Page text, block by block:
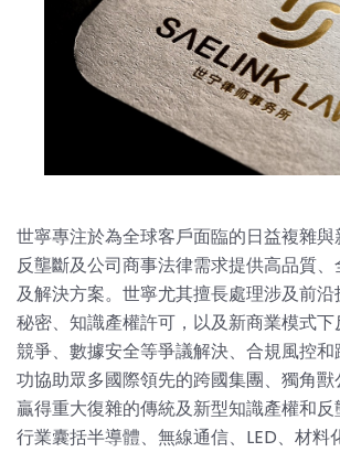
世寧專注於為全球客戶面臨的日益複雜與
反壟斷及公司商事法律需求提供高品質
及解決方案。世寧尤其擅長處理涉及前
秘密、知識產權許可，以及新商業模式
競爭、數據安全等爭議解決、合規風控
功協助眾多國際領先的跨國集團、獨角
贏得重大復雜的傳統及新型知識產權和
行業囊括半導體、無線通信、LED、材料